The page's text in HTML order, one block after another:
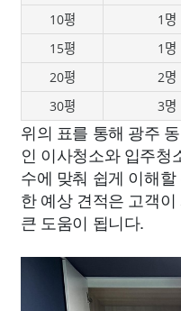
10평
1명
15평
1명
20평
2명
30평
3명
위의 표를 통해 광주
인 이사청소와 입주청
수에 맞춰 쉽게 이해
한 예상 견적은 고객
큰 도움이 됩니다.